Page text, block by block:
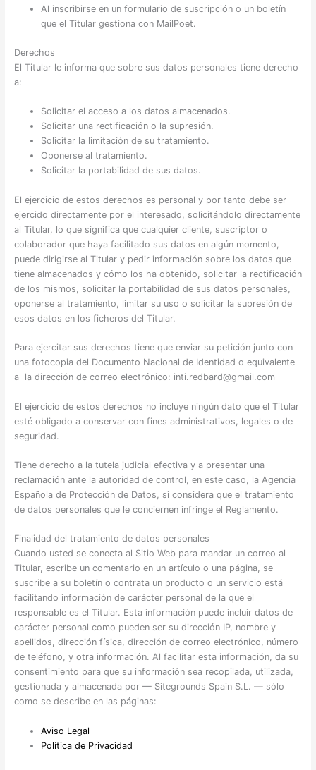
Al inscribirse en un formulario de suscripción o un boletín
que el Titular gestiona con MailPoet.
Derechos
El Titular le informa que sobre sus datos personales tiene derecho
a:
Solicitar el acceso a los datos almacenados.
Solicitar una rectificación o la supresión.
Solicitar la limitación de su tratamiento.
Oponerse al tratamiento.
Solicitar la portabilidad de sus datos.
El ejercicio de estos derechos es personal y por tanto debe ser
ejercido directamente por el interesado, solicitándolo directamente
al Titular, lo que significa que cualquier cliente, suscriptor o
colaborador que haya facilitado sus datos en algún momento,
puede dirigirse al Titular y pedir información sobre los datos que
tiene almacenados y cómo los ha obtenido, solicitar la rectificación
de los mismos, solicitar la portabilidad de sus datos personales,
oponerse al tratamiento, limitar su uso o solicitar la supresión de
esos datos en los ficheros del Titular.
Para ejercitar sus derechos tiene que enviar su petición junto con
una fotocopia del Documento Nacional de Identidad o equivalente
a la dirección de correo electrónico: inti.redbard@gmail.com
El ejercicio de estos derechos no incluye ningún dato que el Titular
esté obligado a conservar con fines administrativos, legales o de
seguridad.
Tiene derecho a la tutela judicial efectiva y a presentar una
reclamación ante la autoridad de control, en este caso, la Agencia
Española de Protección de Datos, si considera que el tratamiento
de datos personales que le conciernen infringe el Reglamento.
Finalidad del tratamiento de datos personales
Cuando usted se conecta al Sitio Web para mandar un correo al
Titular, escribe un comentario en un artículo o una página, se
suscribe a su boletín o contrata un producto o un servicio está
facilitando información de carácter personal de la que el
responsable es el Titular. Esta información puede incluir datos de
carácter personal como pueden ser su dirección IP, nombre y
apellidos, dirección física, dirección de correo electrónico, número
de teléfono, y otra información. Al facilitar esta información, da su
consentimiento para que su información sea recopilada, utilizada,
gestionada y almacenada por — Sitegrounds Spain S.L. — sólo
como se describe en las páginas:
Aviso Legal
Política de Privacidad